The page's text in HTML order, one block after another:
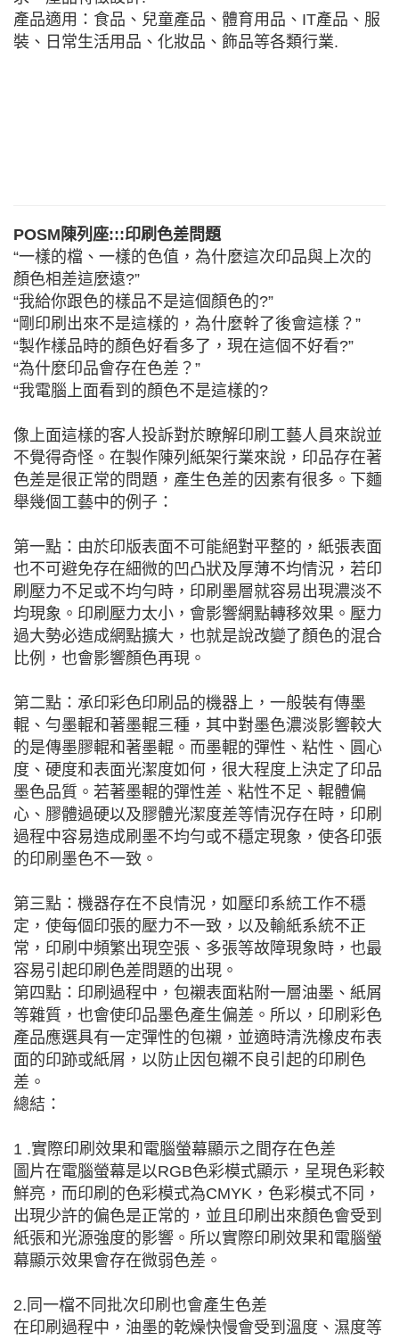
產品適用：食品、兒童產品、體育用品、IT產品、服
裝、日常生活用品、化妝品、飾品等各類行業.
POSM陳列座:::印刷色差問題
“一樣的檔、一樣的色值，為什麼這次印品與上次的
顏色相差這麼遠?”
“我給你跟色的樣品不是這個顏色的?”
“剛印刷出來不是這樣的，為什麼幹了後會這樣？”
“製作樣品時的顏色好看多了，現在這個不好看?”
“為什麼印品會存在色差？”
“我電腦上面看到的顏色不是這樣的?
像上面這樣的客人投訴對於瞭解印刷工藝人員來說並
不覺得奇怪。在製作陳列紙架行業來說，印品存在著
色差是很正常的問題，產生色差的因素有很多。下麵
舉幾個工藝中的例子：
第一點：由於印版表面不可能絕對平整的，紙張表面
也不可避免存在細微的凹凸狀及厚薄不均情況，若印
刷壓力不足或不均勻時，印刷墨層就容易出現濃淡不
均現象。印刷壓力太小，會影響網點轉移效果。壓力
過大勢必造成網點擴大，也就是說改變了顏色的混合
比例，也會影響顏色再現。
第二點：承印彩色印刷品的機器上，一般裝有傳墨
輥、勻墨輥和著墨輥三種，其中對墨色濃淡影響較大
的是傳墨膠輥和著墨輥。而墨輥的彈性、粘性、圓心
度、硬度和表面光潔度如何，很大程度上決定了印品
墨色品質。若著墨輥的彈性差、粘性不足、輥體偏
心、膠體過硬以及膠體光潔度差等情況存在時，印刷
過程中容易造成刷墨不均勻或不穩定現象，使各印張
的印刷墨色不一致。
第三點：機器存在不良情況，如壓印系統工作不穩
定，使每個印張的壓力不一致，以及輸紙系統不正
常，印刷中頻繁出現空張、多張等故障現象時，也最
容易引起印刷色差問題的出現。
第四點：印刷過程中，包襯表面粘附一層油墨、紙屑
等雜質，也會使印品墨色產生偏差。所以，印刷彩色
產品應選具有一定彈性的包襯，並適時清洗橡皮布表
面的印跡或紙屑，以防止因包襯不良引起的印刷色
差。
總結：
1 .實際印刷效果和電腦螢幕顯示之間存在色差
圖片在電腦螢幕是以RGB色彩模式顯示，呈現色彩較
鮮亮，而印刷的色彩模式為CMYK，色彩模式不同，
出現少許的偏色是正常的，並且印刷出來顏色會受到
紙張和光源強度的影響。所以實際印刷效果和電腦螢
幕顯示效果會存在微弱色差。
2.同一檔不同批次印刷也會產生色差
在印刷過程中，油墨的乾燥快慢會受到溫度、濕度等